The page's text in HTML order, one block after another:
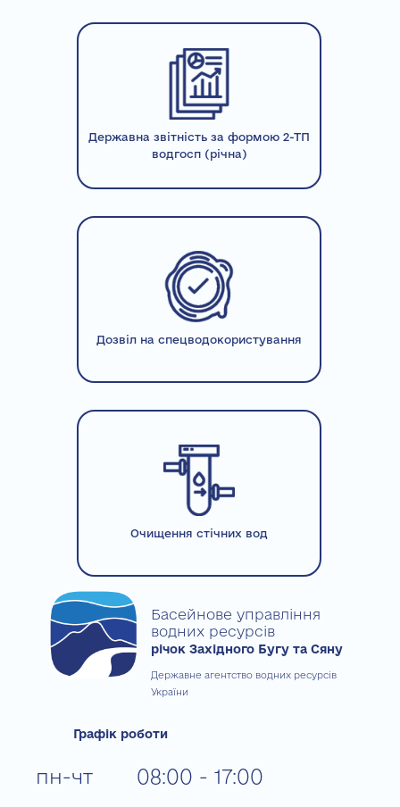
Державна звітність за формою 2-ТП
водгосп (річна)
Дозвіл на спецводокористування
Очищення стічних вод
Басейнове управління
водних ресурсів
річок Західного Бугу та Сяну
Державне агентство водних ресурсів
України
Графік роботи
пн-чт 08:00 - 17:00